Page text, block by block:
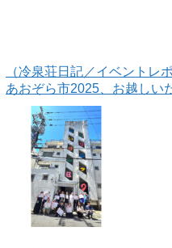
（冷泉荘日記／イベントレ
あおぞら市2025、お越しい
ざいました！